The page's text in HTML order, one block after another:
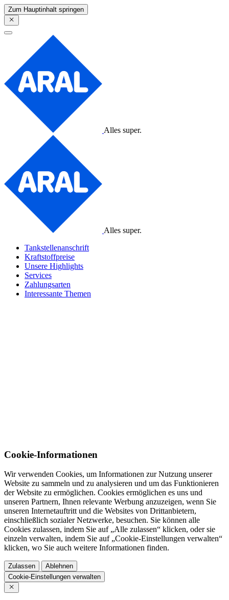
Zum Hauptinhalt springen
Alles super.
Alles super.
Tankstellenanschrift
Kraftstoffpreise
Unsere Highlights
Services
Zahlungsarten
Interessante Themen
Cookie-Informationen
Wir verwenden Cookies, um Informationen zur Nutzung unserer
Website zu sammeln und zu analysieren und um das Funktionieren
der Website zu ermöglichen. Cookies ermöglichen es uns und
unseren Partnern, Ihnen relevante Werbung anzuzeigen, wenn Sie
unseren Internetauftritt und die Websites von Drittanbietern,
einschließlich sozialer Netzwerke, besuchen. Sie können alle
Cookies zulassen, indem Sie auf „Alle zulassen“ klicken, oder sie
einzeln verwalten, indem Sie auf „Cookie-Einstellungen verwalten“
klicken, wo Sie auch weitere Informationen finden.
Zulassen
Ablehnen
Cookie-Einstellungen verwalten